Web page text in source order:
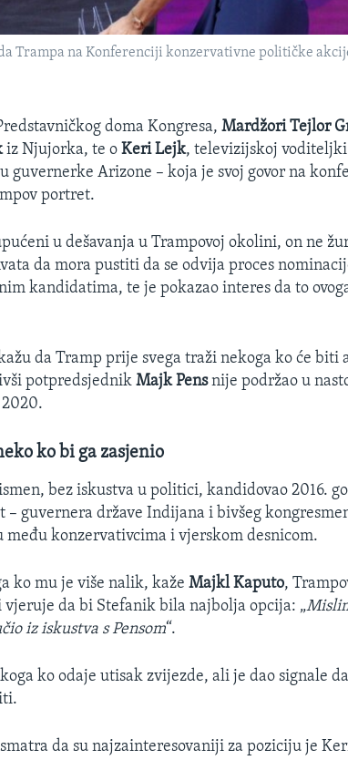
Trampa na Konferenciji konzervativne političke
doma Kongresa,Mardžori Tejlor
iz Njujorka, te oKeri Lejk, televizijskoj
guvernerke Arizone – koja je svoj govor na
portret.
u dešavanja u Trampovoj okolini, on ne
da mora pustiti da se odvija proces
kandidatima, te je pokazao interes da to
da Tramp prije svega traži nekoga ko će biti
potpredsjednikMajk Pensnije podržao u
ko bi ga zasjenio
bez iskustva u politici, kandidovao 2016.
– guvernera države Indijana i bivšeg
među konzervativcima i vjerskom desnicom.
ko mu je više nalik, kažeMajkl Kaputo,
da bi Stefanik bila najbolja opcija: „
iz iskustva s Pensom“.
ko odaje utisak zvijezde, ali je dao signale
da su najzainteresovaniji za poziciju je